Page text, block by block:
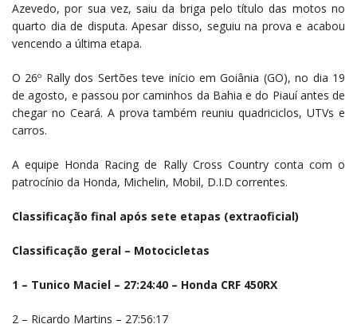
Azevedo, por sua vez, saiu da briga pelo título das motos no
quarto dia de disputa. Apesar disso, seguiu na prova e acabou
vencendo a última etapa.
O 26º Rally dos Sertões teve início em Goiânia (GO), no dia 19
de agosto, e passou por caminhos da Bahia e do Piauí antes de
chegar no Ceará. A prova também reuniu quadriciclos, UTVs e
carros.
A equipe Honda Racing de Rally Cross Country conta com o
patrocínio da Honda, Michelin, Mobil, D.I.D correntes.
Classificação final após sete etapas (extraoficial)
Classificação geral – Motocicletas
1 – Tunico Maciel – 27:24:40 – Honda CRF 450RX
2 – Ricardo Martins – 27:56:17